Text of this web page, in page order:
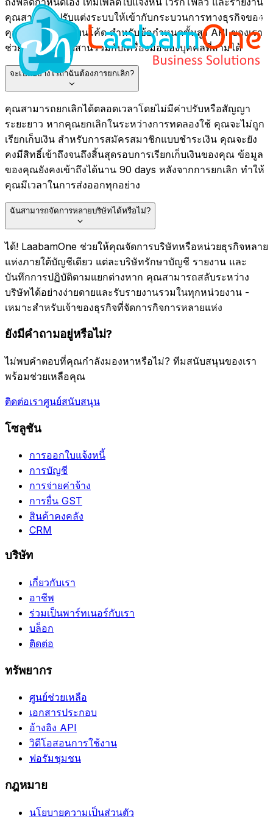
คุณสามารถปรับแต่งระบบให้เข้ากับกระบวนการทางธุรกิจของ
คุณโดยไม่ต้องเขียนโค้ด สำหรับข้อกำหนดขั้นสูง API ของเรา
ช่วยให้สามารถผสานรวมกับเครื่องมือของบุคคลที่สามได้
จะเป็นอย่างไรถ้าฉันต้องการยกเลิก?
คุณสามารถยกเลิกได้ตลอดเวลาโดยไม่มีค่าปรับหรือสัญญา
ระยะยาว หากคุณยกเลิกในระหว่างการทดลองใช้ คุณจะไม่ถูก
เรียกเก็บเงิน สำหรับการสมัครสมาชิกแบบชำระเงิน คุณจะยัง
คงมีสิทธิ์เข้าถึงจนถึงสิ้นสุดรอบการเรียกเก็บเงินของคุณ ข้อมูล
ของคุณยังคงเข้าถึงได้นาน 90 days หลังจากการยกเลิก ทำให้
คุณมีเวลาในการส่งออกทุกอย่าง
ฉันสามารถจัดการหลายบริษัทได้หรือไม่?
ได้! LaabamOne ช่วยให้คุณจัดการบริษัทหรือหน่วยธุรกิจหลาย
แห่งภายใต้บัญชีเดียว แต่ละบริษัทรักษาบัญชี รายงาน และ
บันทึกการปฏิบัติตามแยกต่างหาก คุณสามารถสลับระหว่าง
บริษัทได้อย่างง่ายดายและรับรายงานรวมในทุกหน่วยงาน -
เหมาะสำหรับเจ้าของธุรกิจที่จัดการกิจการหลายแห่ง
ยังมีคำถามอยู่หรือไม่?
ไม่พบคำตอบที่คุณกำลังมองหาหรือไม่? ทีมสนับสนุนของเรา
พร้อมช่วยเหลือคุณ
ติดต่อเราศูนย์สนับสนุน
โซลูชัน
การออกใบแจ้งหนี้
การบัญชี
การจ่ายค่าจ้าง
การยื่น GST
สินค้าคงคลัง
CRM
บริษัท
เกี่ยวกับเรา
อาชีพ
ร่วมเป็นพาร์ทเนอร์กับเรา
บล็อก
ติดต่อ
ทรัพยากร
ศูนย์ช่วยเหลือ
เอกสารประกอบ
อ้างอิง API
วิดีโอสอนการใช้งาน
ฟอรัมชุมชน
กฎหมาย
นโยบายความเป็นส่วนตัว